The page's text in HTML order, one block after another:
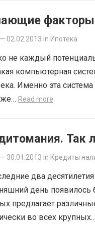
факторы
— 02.02.2013 in Ипотека
не каждый
компьютерная
Именно эта
Read more
Так
— 30.01.2013 in Кредиты
два
день появилось
предлагает
во всех крупных…